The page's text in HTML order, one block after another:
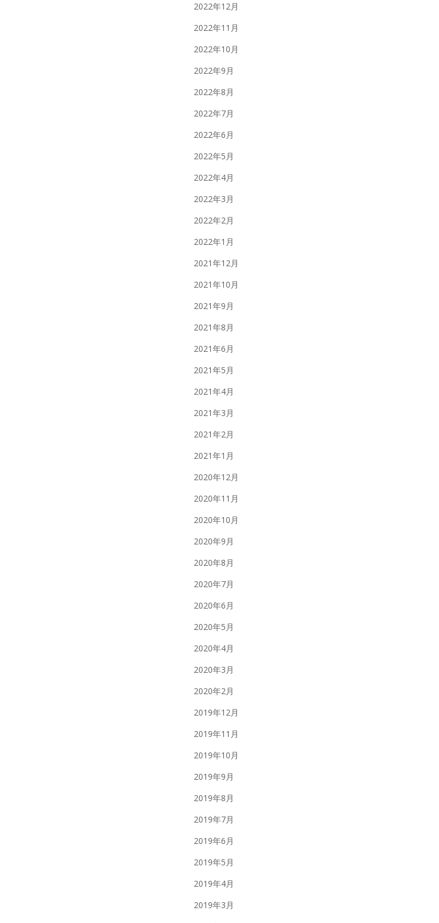
2022年12月
2022年11月
2022年10月
2022年9月
2022年8月
2022年7月
2022年6月
2022年5月
2022年4月
2022年3月
2022年2月
2022年1月
2021年12月
2021年10月
2021年9月
2021年8月
2021年6月
2021年5月
2021年4月
2021年3月
2021年2月
2021年1月
2020年12月
2020年11月
2020年10月
2020年9月
2020年8月
2020年7月
2020年6月
2020年5月
2020年4月
2020年3月
2020年2月
2019年12月
2019年11月
2019年10月
2019年9月
2019年8月
2019年7月
2019年6月
2019年5月
2019年4月
2019年3月